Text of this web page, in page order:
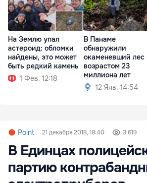
На Землю упал
астероид: обломки
найдены, это может
быть редкий камень
1 Фев. 12:18
В Панаме
обнаружили
окаменевший лес
возрастом 23
миллиона лет
12 Янв. 14:54
Point 21 декабря 2018, 18:40 3 619
В Единцах
партию